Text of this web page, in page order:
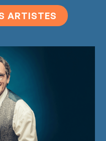
ARTISTES